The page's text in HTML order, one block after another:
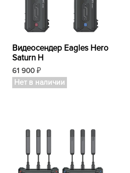
Видеосендер Eagles Hero
Saturn H
61 900 ₽
Нет в наличии